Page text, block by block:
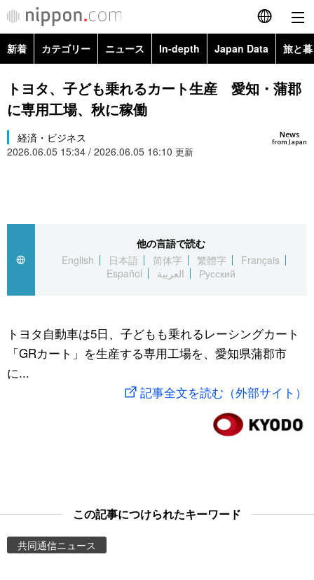
English
简体字
Русский
カテゴリー
国際
社会
文化
科学・技術
アーカイブ
Japan Data
旅と暮らし
動画/Live
Books
People
新着 カテゴリー ニュース In-depth Japan Data 旅と
政治・外交
経済・ビジネス
国際・海外
文化
科学・技術
暮らし
スポーツ・東京2020
Topics
トヨタ、子ども乗れるカート生産 愛知・蒲郡
に専用工場、秋に稼働
News
from Japan
経済・ビジネス
2026.06.05 15:34 / 2026.06.05 16:10 更新
他の言語で読む
English
日本語 简体字 繁體字
Français
Español
العربية Русский
トヨタ自動車は5日、子どもも乗れるレーシングカート
「GRカート」を生産する専用工場を、愛知県蒲郡市
に...
記事全文を読む（外部サイト）
この記事につけられたキーワード
共同通信ニュース